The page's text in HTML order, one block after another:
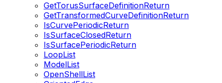
GetTorusSurfaceDefinitionReturn
GetTransformedCurveDefinitionReturn
IsCurvePeriodicReturn
IsSurfaceClosedReturn
IsSurfacePeriodicReturn
LoopList
ModelList
OpenShellList